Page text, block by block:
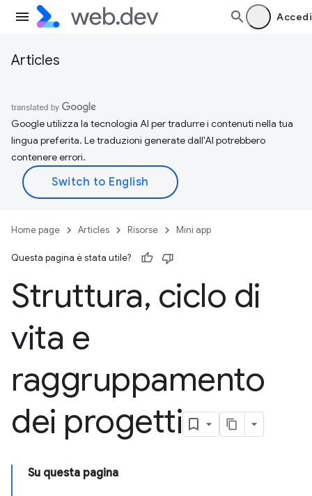
Accedi
Articles
Google utilizza la tecnologia AI per tradurre i contenuti nella tua
lingua preferita. Le traduzioni generate dall'AI potrebbero
contenere errori.
Home page Articles Risorse Mini app
Questa pagina è stata utile?
Struttura, ciclo di
vita e
raggruppamento
dei progetti
Su questa pagina